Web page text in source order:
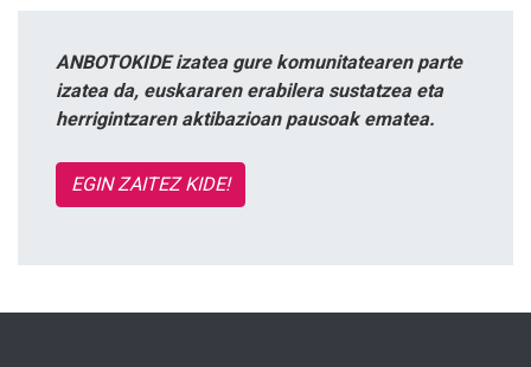
ANBOTOKIDE izatea gure komunitatearen parte
izatea da, euskararen erabilera sustatzea eta
herrigintzaren aktibazioan pausoak ematea.
EGIN ZAITEZ KIDE!